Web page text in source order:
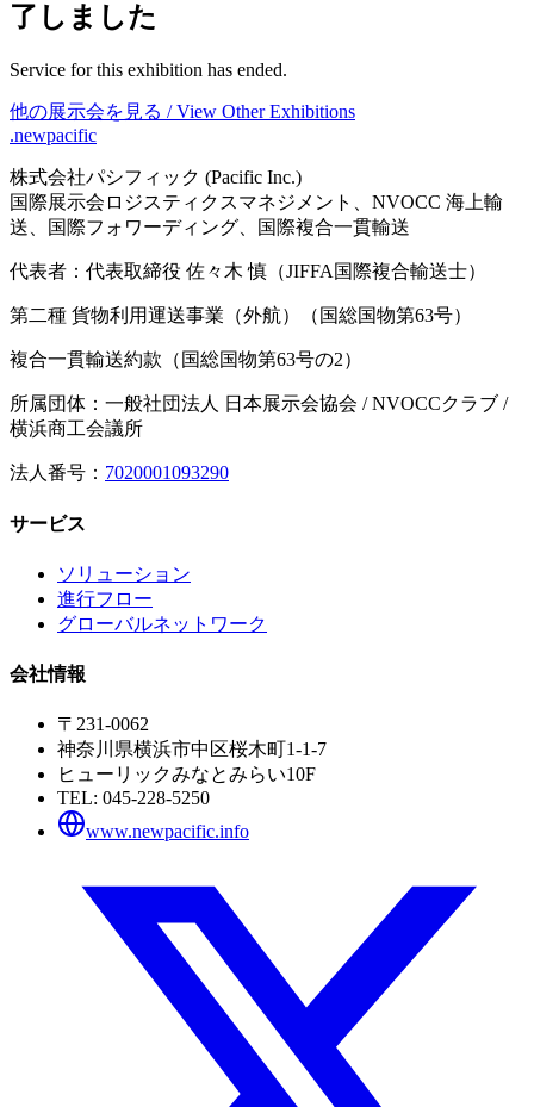
了しました
Service for this exhibition has ended.
他の展示会を見る / View Other Exhibitions
.newpacific
株式会社パシフィック (Pacific Inc.)
国際展示会ロジスティクスマネジメント、NVOCC 海上輸
送、国際フォワーディング、国際複合一貫輸送
代表者：代表取締役 佐々木 慎（JIFFA国際複合輸送士）
第二種 貨物利用運送事業（外航）（国総国物第63号）
複合一貫輸送約款（国総国物第63号の2）
所属団体：一般社団法人 日本展示会協会 / NVOCCクラブ /
横浜商工会議所
法人番号： 7020001093290
サービス
ソリューション
進行フロー
グローバルネットワーク
会社情報
〒231-0062
神奈川県横浜市中区桜木町1-1-7
ヒューリックみなとみらい10F
TEL: 045-228-5250
www.newpacific.info